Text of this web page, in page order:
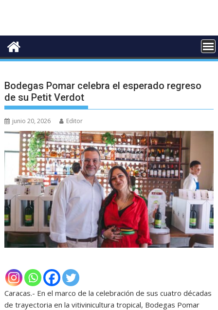
Bodegas Pomar celebra el esperado regreso
de su Petit Verdot
junio 20, 2026 Editor
Caracas.- En el marco de la celebración de sus cuatro décadas
de trayectoria en la vitivinicultura tropical, Bodegas Pomar